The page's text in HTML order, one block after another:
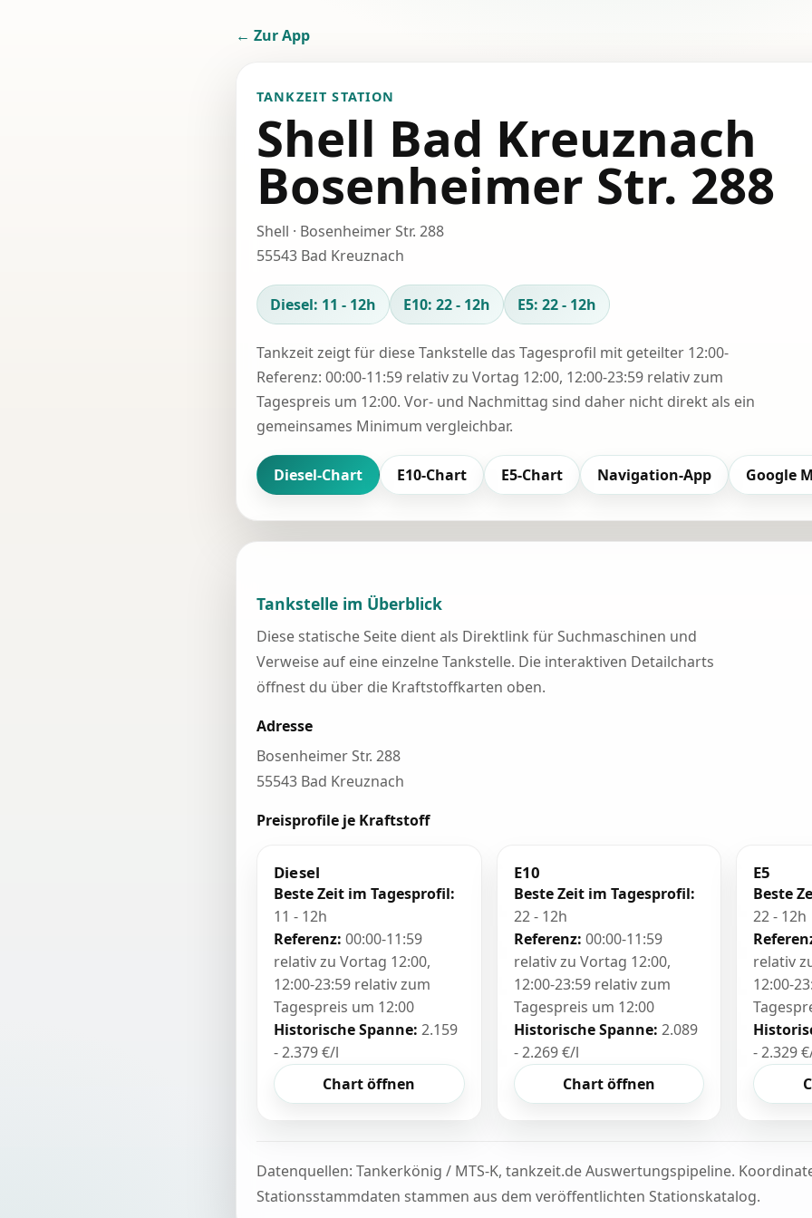
← Zur App
TANKZEIT STATION
Shell Bad Kreuznach
Bosenheimer Str. 288
Shell · Bosenheimer Str. 288
55543 Bad Kreuznach
Diesel: 11 - 12h E10: 22 - 12h E5: 22 - 12h
Tankzeit zeigt für diese Tankstelle das Tagesprofil mit geteilter 12:00-
Referenz: 00:00-11:59 relativ zu Vortag 12:00, 12:00-23:59 relativ zum
Tagespreis um 12:00. Vor- und Nachmittag sind daher nicht direkt als ein
gemeinsames Minimum vergleichbar.
Diesel-Chart E10-Chart E5-Chart Navigation-App Google
Tankstelle im Überblick
Diese statische Seite dient als Direktlink für Suchmaschinen und
Verweise auf eine einzelne Tankstelle. Die interaktiven Detailcharts
öffnest du über die Kraftstoffkarten oben.
Adresse
Bosenheimer Str. 288
55543 Bad Kreuznach
Preisprofile je Kraftstoff
Diesel
Beste Zeit im Tagesprofil:
11 - 12h
Referenz: 00:00-11:59
relativ zu Vortag 12:00,
12:00-23:59 relativ zum
Tagespreis um 12:00
Historische Spanne: 2.159
- 2.379 €/l
Chart öffnen
E10
Beste Zeit im Tagesprofil:
22 - 12h
Referenz: 00:00-11:59
relativ zu Vortag 12:00,
12:00-23:59 relativ zum
Tagespreis um 12:00
Historische Spanne: 2.089
- 2.269 €/l
Chart öffnen
E5
Beste
22 - 12h
relativ
12:00-
- 2.329
Datenquellen: Tankerkönig / MTS-K, tankzeit.de Auswertungspipeline.
Stationsstammdaten stammen aus dem veröffentlichten Stationskatalog.